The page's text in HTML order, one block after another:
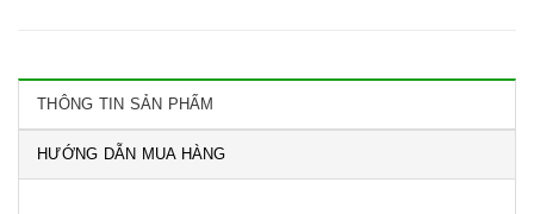
THÔNG TIN SẢN PHẨM
HƯỚNG DẪN MUA HÀNG